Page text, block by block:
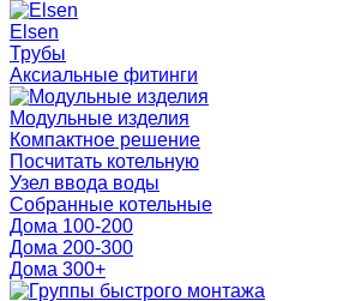
Elsen
Трубы
Аксиальные фитинги
Модульные изделия
Компактное решение
Посчитать котельную
Узел ввода воды
Собранные котельные
Дома 100-200
Дома 200-300
Дома 300+